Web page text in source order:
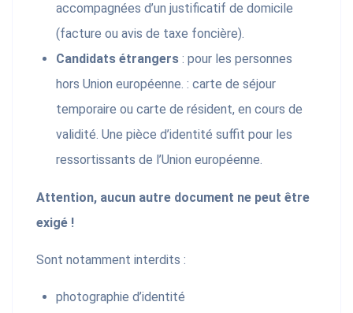
accompagnées d’un justificatif de domicile
(facture ou avis de taxe foncière).
Candidats étrangers : pour les personnes
hors Union européenne. : carte de séjour
temporaire ou carte de résident, en cours de
validité. Une pièce d’identité suffit pour les
ressortissants de l’Union européenne.
Attention, aucun autre document ne peut être
exigé !
Sont notamment interdits :
photographie d’identité